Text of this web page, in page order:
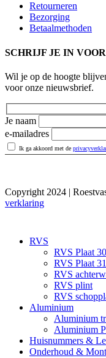
Retourneren
Bezorging
Betaalmethoden
SCHRIJF JE IN
Wil je op de hoogte
voor onze nieuwsbrief.
Je naam
e-mailadres
Ik ga akkoord met de
Copyright 2024 |
verklaring
RVS
RVS Plaat
RVS Plaat
RVS
RVS plint
RVS
Aluminium
Aluminium
Aluminium
Huisnummers &
Onderhoud &